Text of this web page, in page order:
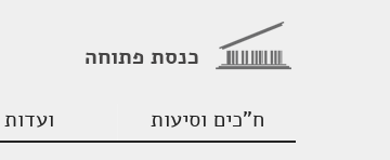
כנסת פתוחה
ח"כים וסיעות ועדות